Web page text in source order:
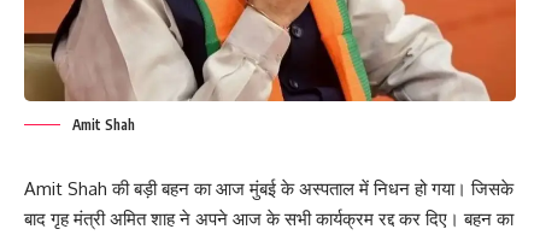
Amit Shah
Amit Shah की बड़ी बहन का आज मुंबई के अस्पताल में निधन हो गया। जिसके
बाद गृह मंत्री अमित शाह ने अपने आज के सभी कार्यक्रम रद्द कर दिए। बहन का